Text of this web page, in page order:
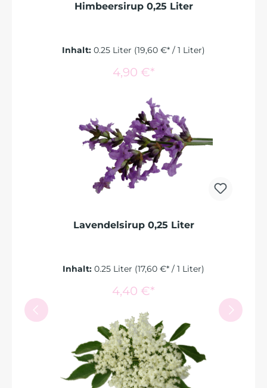
Himbeersirup 0,25 Liter
Inhalt: 0.25 Liter (19,60 €* / 1 Liter)
4,90 €*
In den Warenkorb
Lavendelsirup 0,25 Liter
Inhalt: 0.25 Liter (17,60 €* / 1 Liter)
4,40 €*
In den Warenkorb